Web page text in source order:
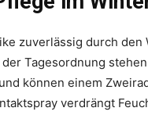
zuverlässig durch
Tagesordnung
können einem
verdrängt